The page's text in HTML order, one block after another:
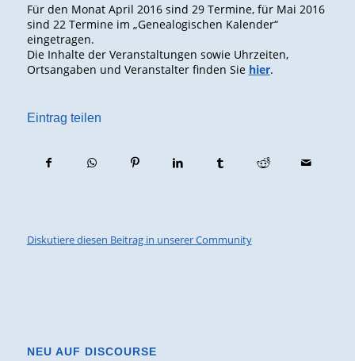
Für den Monat April 2016 sind 29 Termine, für Mai 2016
sind 22 Termine im „Genealogischen Kalender“
eingetragen.
Die Inhalte der Veranstaltungen sowie Uhrzeiten,
Ortsangaben und Veranstalter finden Sie hier.
Eintrag teilen
Diskutiere diesen Beitrag in unserer Community
NEU AUF DISCOURSE